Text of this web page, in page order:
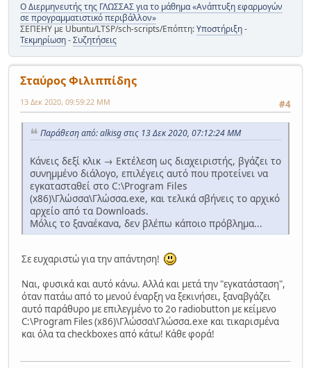
Ο Διερμηνευτής της ΓΛΩΣΣΑΣ για το μάθημα «Ανάπτυξη εφαρμογών
σε προγραμματιστικό περιβάλλον»
ΣΕΠΕΗΥ με Ubuntu/LTSP/sch-scripts/Επόπτη:Υποστήριξη-
Τεκμηρίωση-Συζητήσεις
Σταύρος Φιλιππίδης
#4
13 Δεκ 2020, 09:59:22 ΜΜ
Παράθεση από: alkisg στις 13 Δεκ 2020, 07:12:24 ΜΜ
Κάνεις δεξί κλικ → Εκτέλεση ως διαχειριστής, βγάζει το
συνημμένο διάλογο, επιλέγεις αυτό που προτείνει να
εγκατασταθεί στο C:\Program Files
(x86)\Γλώσσα\Γλώσσα.exe, και τελικά σβήνεις το αρχικό
αρχείο από τα Downloads.
Μόλις το ξαναέκανα, δεν βλέπω κάποιο πρόβλημα...
Σε ευχαριστώ για την απάντηση!
Ναι, φυσικά και αυτό κάνω. Αλλά και μετά την "εγκατάσταση",
όταν πατάω από το μενού έναρξη να ξεκινήσει, ξαναβγάζει
αυτό παράθυρο με επιλεγμένο το 2ο radiobutton με κείμενο
C:\Program Files (x86)\Γλώσσα\Γλώσσα.exe και τικαρισμένα
και όλα τα checkboxes από κάτω! Κάθε φορά!